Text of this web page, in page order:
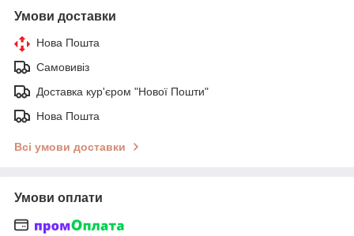
Умови доставки
Нова Пошта
Самовивіз
Доставка кур'єром "Нової Пошти"
Нова Пошта
Всі умови доставки
Умови оплати